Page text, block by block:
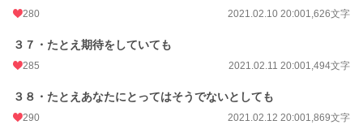
280 2021.02.10 20:001,626文字
３７・たとえ期待をしていても
285 2021.02.11 20:001,494文字
３８・たとえあなたにとってはそうでないとしても
290 2021.02.12 20:001,869文字